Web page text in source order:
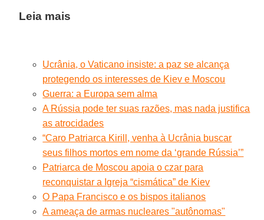
Leia mais
Ucrânia, o Vaticano insiste: a paz se alcança
protegendo os interesses de Kiev e Moscou
Guerra: a Europa sem alma
A Rússia pode ter suas razões, mas nada justifica
as atrocidades
“Caro Patriarca Kirill, venha à Ucrânia buscar
seus filhos mortos em nome da ‘grande Rússia’”
Patriarca de Moscou apoia o czar para
reconquistar a Igreja “cismática” de Kiev
O Papa Francisco e os bispos italianos
A ameaça de armas nucleares "autônomas"